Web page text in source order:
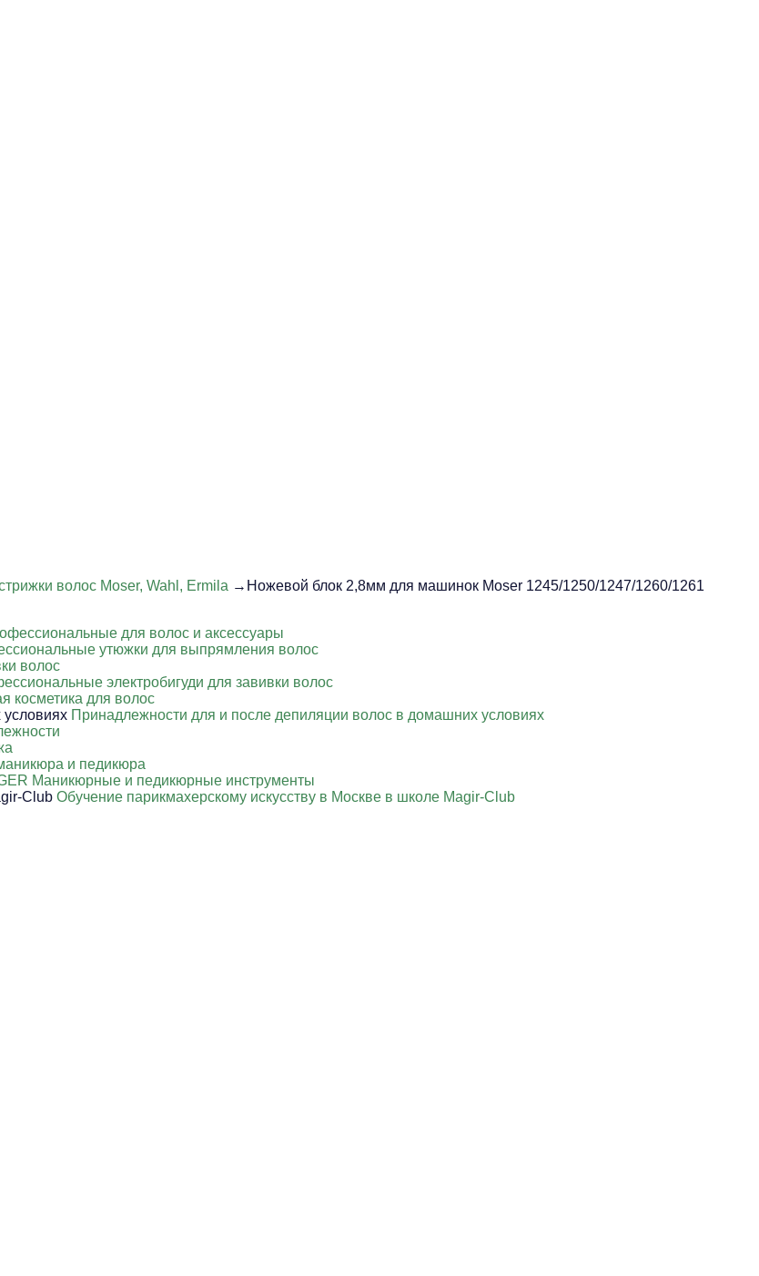
волос Moser, Wahl, Ermila →Ножевой блок 2,8мм для машинок Moser 1245/1250/1247/1260/1261
для волос и аксессуары
утюжки для выпрямления волос
волос
электробигуди для завивки волос
косметика для волос
Принадлежности для и после депиляции волос в домашних условиях
и педикюра
Маникюрные и педикюрные инструменты
Обучение парикмахерскому искусству в Москве в школе Magir-Club